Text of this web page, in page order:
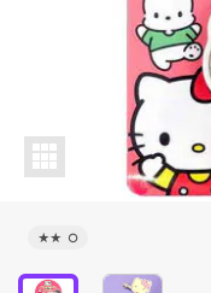
★★ ○